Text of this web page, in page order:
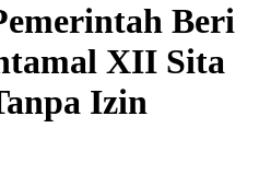
Beri
XII Sita
Izin